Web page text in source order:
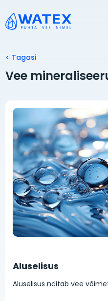
< Tagasi
Vee
Aluselisus
Aluselisus näitab vee